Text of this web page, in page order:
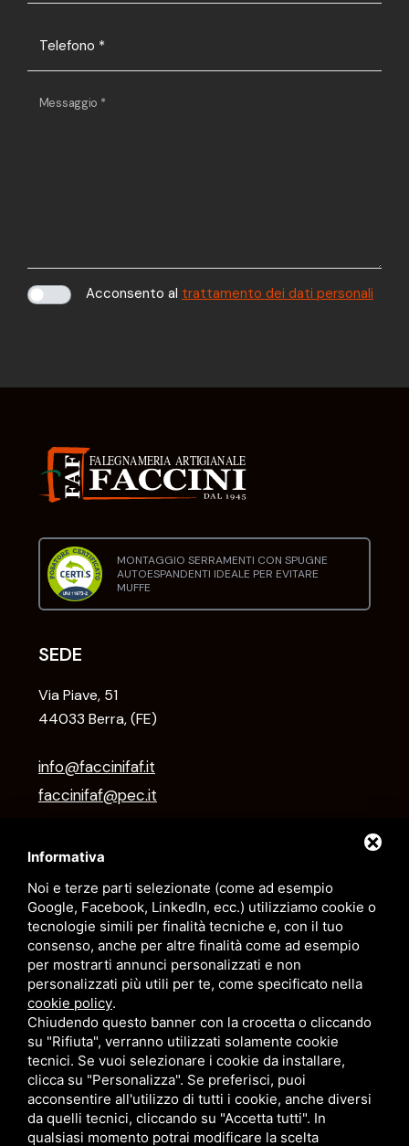
Informativa
Noi e terze parti selezionate (come ad esempio
Google, Facebook, LinkedIn, ecc.) utilizziamo cookie o
tecnologie simili per finalità tecniche e, con il tuo
consenso, anche per altre finalità come ad esempio
per mostrarti annunci personalizzati e non
personalizzati più utili per te, come specificato nella
cookie policy.
Chiudendo questo banner con la crocetta o cliccando
su "Rifiuta", verranno utilizzati solamente cookie
tecnici. Se vuoi selezionare i cookie da installare,
clicca su "Personalizza". Se preferisci, puoi
acconsentire all'utilizzo di tutti i cookie, anche diversi
da quelli tecnici, cliccando su "Accetta tutti". In
qualsiasi momento potrai modificare la scelta
Telefono *
Messaggio *
Acconsento al trattamento dei dati personali
MONTAGGIO SERRAMENTI CON SPUGNE
AUTOESPANDENTI IDEALE PER EVITARE
MUFFE
SEDE
Via Piave, 51
44033 Berra, (FE)
info@faccinifaf.it
faccinifaf@pec.it
ORARI
Lun/Ven
08–12 / 14:30–18:30
Sabato
Domenica
Chiuso
FAF FALEGNAMERIA ARTIGIANALE FACCINI DI FACCINI LUCA - C.F.E N.R.I.
FCCLCU74C12C980Q -SITEMAPQUESTO SITO È PROTETTO DA GOOGLE